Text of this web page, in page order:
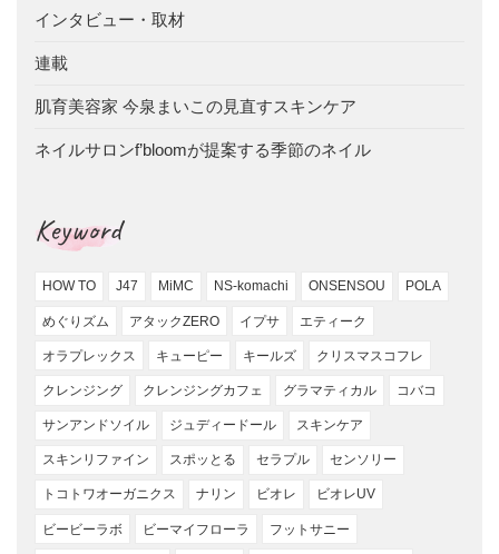
インタビュー・取材
連載
肌育美容家 今泉まいこの見直すスキンケア
ネイルサロンf’bloomが提案する季節のネイル
Keyword
HOW TO J47 MiMC NS-komachi ONSENSOU POLA
めぐりズム アタックZERO イプサ エティーク
オラプレックス キューピー キールズ クリスマスコフレ
クレンジング クレンジングカフェ グラマティカル コバコ
サンアンドソイル ジュディードール スキンケア
スキンリファイン スポッとる セラプル センソリー
トコトワオーガニクス ナリン ビオレ ビオレUV
ビービーラボ ビーマイフローラ フットサニー